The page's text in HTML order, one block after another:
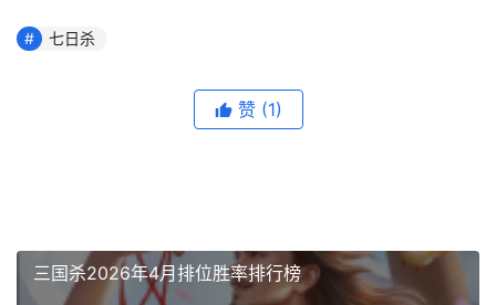
七日杀
赞 (1)
三国杀2026年4月排位胜率排行榜